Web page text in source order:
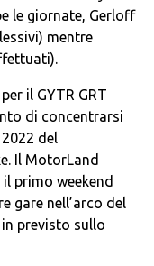
le giornate, Gerloff
mentre
il GYTR GRT
di concentrarsi
del
Il MotorLand
primo weekend
gare nell’arco del
previsto sullo